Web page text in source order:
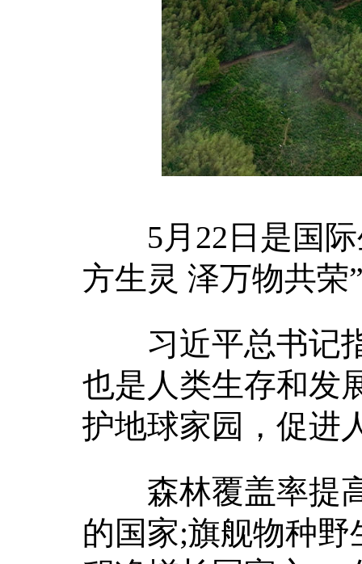
5月22日是国际
方生灵 泽万物共荣
习近平总书记指
也是人类生存和发
护地球家园，促进
森林覆盖率提高
的国家;旗舰物种